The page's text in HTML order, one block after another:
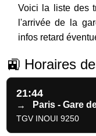
Voici la liste des
l'arrivée de la
infos retard
🚉 Horaires
21:44
→ Paris - Gare
TGV INOUI 9250